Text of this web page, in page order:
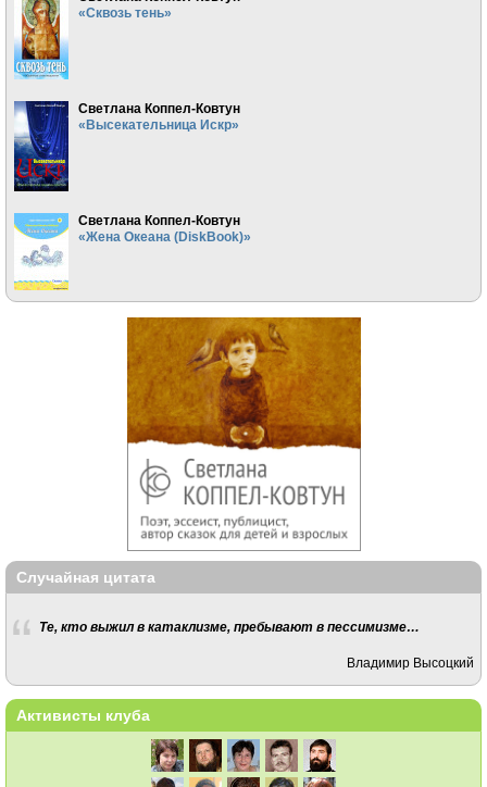
«Сквозь тень»
Светлана Коппел-Ковтун
«Высекательница Искр»
Светлана Коппел-Ковтун
«Жена Океана (DiskBook)»
Случайная цитата
Те, кто выжил в катаклизме, пребывают в пессимизме…
Владимир Высоцкий
Активисты клуба